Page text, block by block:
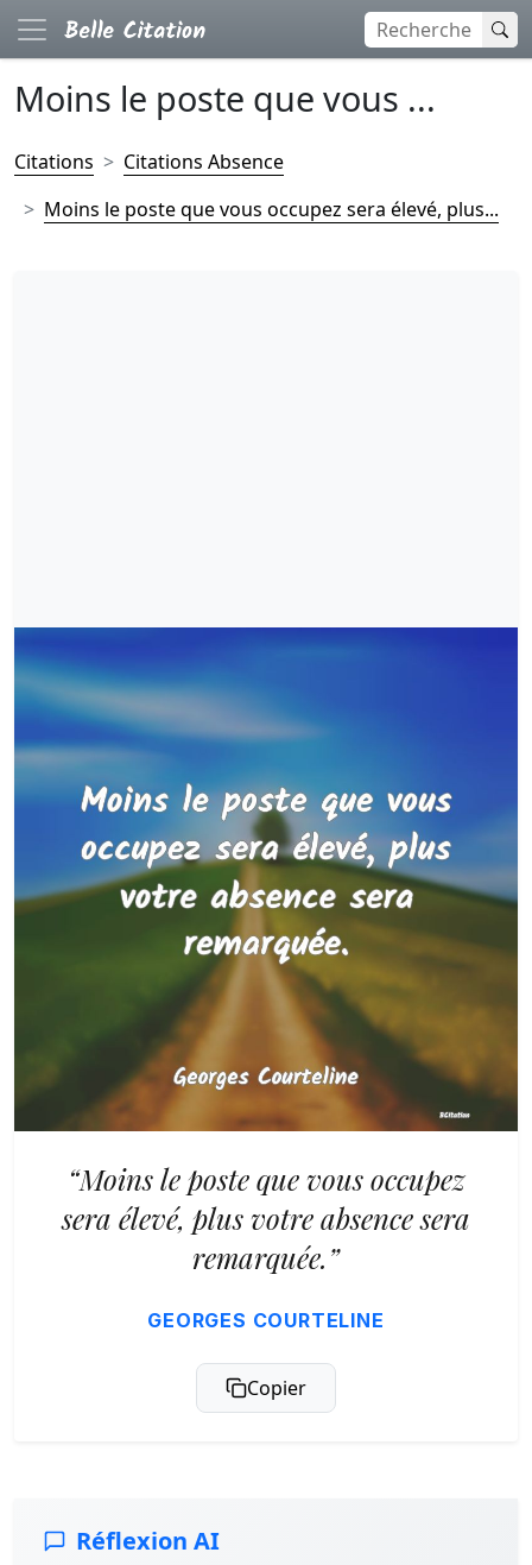
Moins le poste que vous ...
Citations
Citations Absence
Moins le poste que vous occupez sera élevé, plus...
“Moins le poste que vous occupez
sera élevé, plus votre absence sera
remarquée.”
GEORGES COURTELINE
Copier
Réflexion AI